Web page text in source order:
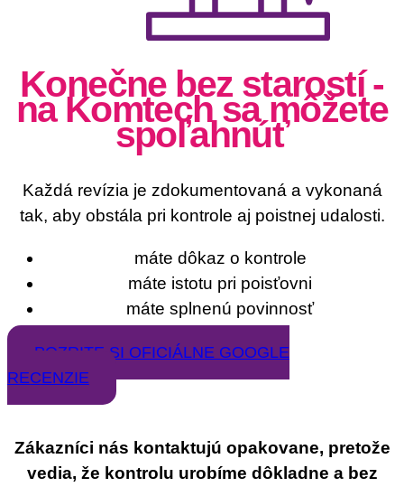
Konečne bez starostí -
na Komtech sa môžete
spoľahnúť
Každá revízia je zdokumentovaná a vykonaná
tak, aby obstála pri kontrole aj poistnej udalosti.
máte dôkaz o kontrole
máte istotu pri poisťovni
máte splnenú povinnosť
POZRITE SI OFICIÁLNE GOOGLE
RECENZIE
Zákazníci nás kontaktujú opakovane, pretože
vedia, že kontrolu urobíme dôkladne a bez